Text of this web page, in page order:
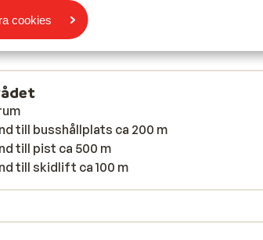
cookies
till busshållplats ca 200 m
till pist ca 500 m
till skidlift ca 100 m